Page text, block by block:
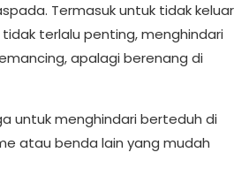
Termasuk untuk tidak keluar
terlalu penting, menghindari
apalagi berenang di
untuk menghindari berteduh di
atau benda lain yang mudah